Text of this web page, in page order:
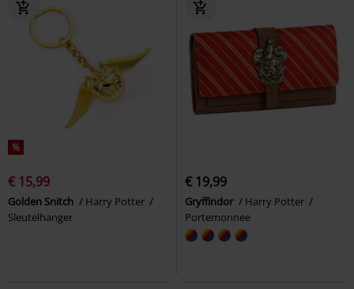
%
€ 15,99
Golden Snitch
Harry Potter
Sleutelhanger
€ 19,99
Gryffindor
Harry Potter
Portemonnee